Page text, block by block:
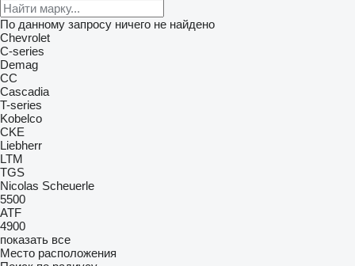
По данному запросу ничего не найдено
Chevrolet
C-series
Demag
CC
Cascadia
T-series
Kobelco
CKE
Liebherr
LTM
TGS
Nicolas Scheuerle
5500
ATF
4900
показать все
Место расположения